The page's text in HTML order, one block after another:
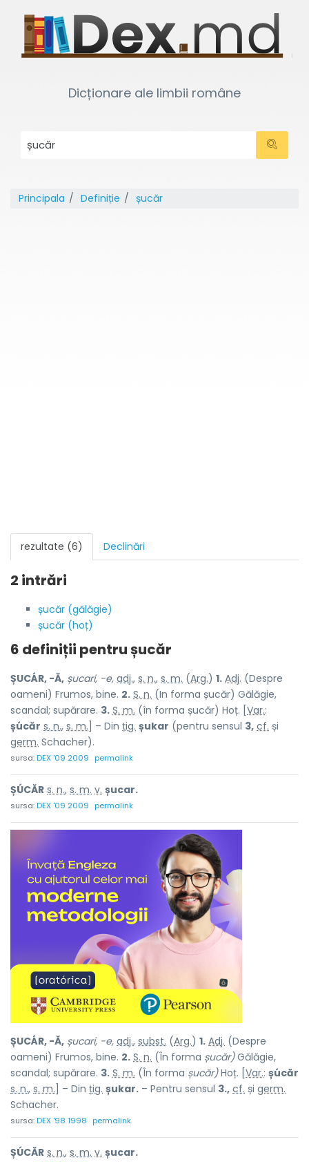
Dicționare ale limbii române
Principala Definiție șucăr
rezultate (6) Declinări
2 intrări
șucăr (gălăgie)
șucăr (hoț)
6 definiții pentrușucăr
ȘUCÁR, -Ă, șucari, -e, adj., s. n., s. m. (Arg.) 1. Adj. (Despre
oameni) Frumos, bine. 2. S. n. (In forma șucăr) Gălăgie,
scandal; supărare. 3. S. m. (în forma șucăr) Hoț. [ Var.:
șúcăr s. n., s. m. ] – Din țig. șukar (pentru sensul 3, cf. și
germ. Schacher).
sursa:DEX '09 2009 permalink
ȘÚCĂR s. n., s. m. v. șucar.
sursa:DEX '09 2009 permalink
ȘUCÁR, -Ă, șucari, -e, adj., subst. (Arg.) 1. Adj. (Despre
oameni) Frumos, bine. 2. S. n. (În forma șucăr)Gălăgie,
scandal; supărare. 3. S. m. (În forma șucăr)Hoț. [ Var.: șúcăr
s. n., s. m. ] – Din țig. șukar. – Pentru sensul 3., cf. și germ.
Schacher.
sursa:DEX '98 1998 permalink
ȘÚCĂR s. n., s. m. v. șucar.